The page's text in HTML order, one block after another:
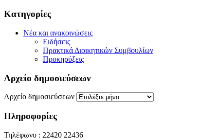
Kατηγορίες
Νέα και ανακοινώσεις
Ειδήσεις
Πρακτικά Διοικητικών Συμβουλίων
Προκηρύξεις
Αρχείο δημοσιεύσεων
Αρχείο δημοσιεύσεων
Πληροφορίες
Τηλέφωνο : 22420 22436